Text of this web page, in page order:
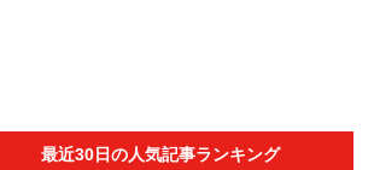
最近30日の人気記事ランキング